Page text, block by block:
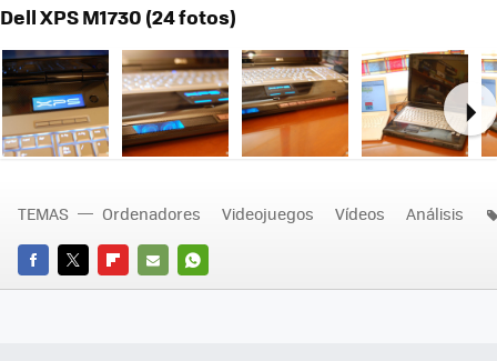
Dell XPS M1730 (24 fotos)
FACEBOOK
TWITTERFLIPBOARD
E-
WHATSAPP
TEMAS Ordenadores Videojuegos Vídeos Análisis